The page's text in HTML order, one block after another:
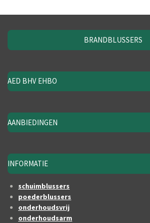
BRANDBLUSSERS
AED BHV EHBO
AANBIEDINGEN
INFORMATIE
schuimblussers
poederblussers
onderhoudsvrij
onderhoudsarm